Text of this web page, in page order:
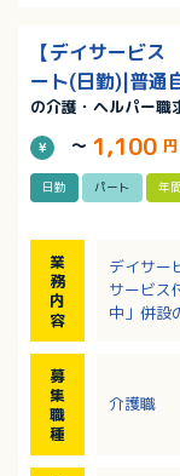
【デイサービ
ート(日勤)|普通
の介護・ヘルパー職
～ 1,100 円
日勤 パート 年
業
務
内
容
デイサー
サービス
中」併設
募
集
職
種
介護職